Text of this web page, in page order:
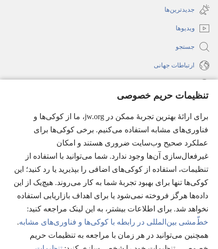
تنظیمات حریم خصوصی
برای ارائهٔ بهترین تجربهٔ ممکن در jw.org، ما از کوکی‌ها و
فناوری‌های مشابه استفاده می‌کنیم. برخی کوکی‌ها برای
عملکرد صحیح وب‌سایت ضروری هستند و امکان
غیرفعال‌سازی آن‌ها وجود ندارد. شما می‌توانید با استفاده از
تنظیمات، استفاده از کوکی‌های اضافی را بپذیرید یا رد کنید؛ این
کوکی‌ها تنها برای بهبود تجربهٔ شما به کار می‌روند. هیچ‌یک از این
داده‌ها هرگز فروخته نمی‌شود یا برای اهداف بازاریابی استفاده
نخواهد شد. برای اطلاعات بیشتر، به این لینک مراجعه کنید:‏
خطّ‌مشی بین‌المللی در رابطه با کوکی‌ها و فناوری‌های مشابه.
همچنین می‌توانید در هر زمان با مراجعه به تنظیمات حریم
می‌شود)
جدید
باز
می‌شود)
جدیدترین‌ها
ویدیوها
جستجو
ارتباطات جهانی
(پنجره‌ای
جدید
می‌شود)
(پنجره‌ای
جدید
می‌شود)
JW Hub
®
(پنجره‌ای
باز
می‌شود)
®
JW Library
Watchtower Library